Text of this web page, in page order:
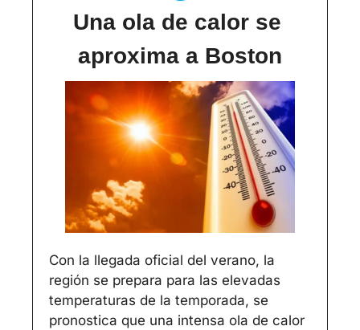
Una ola de calor se
aproxima a Boston
Con la llegada oficial del verano, la
región se prepara para las elevadas
temperaturas de la temporada, se
pronostica que una intensa ola de calor